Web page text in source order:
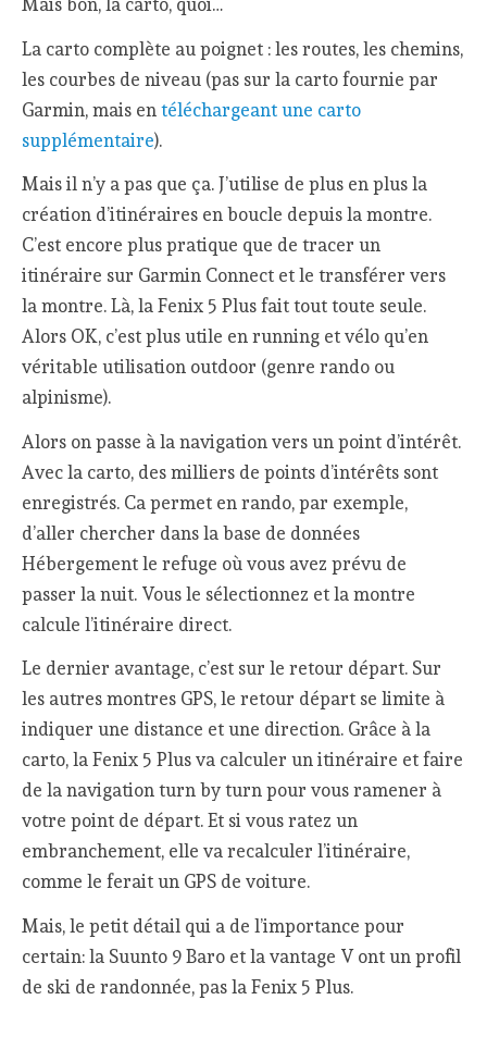
Mais bon, la carto, quoi…
La carto complète au poignet : les routes, les chemins,
les courbes de niveau (pas sur la carto fournie par
Garmin, mais entéléchargeant une carto
supplémentaire).
Mais il n’y a pas que ça. J’utilise de plus en plus la
création d’itinéraires en boucle depuis la montre.
C’est encore plus pratique que de tracer un
itinéraire sur Garmin Connect et le transférer vers
la montre. Là, la Fenix 5 Plus fait tout toute seule.
Alors OK, c’est plus utile en running et vélo qu’en
véritable utilisation outdoor (genre rando ou
alpinisme).
Alors on passe à la navigation vers un point d’intérêt.
Avec la carto, des milliers de points d’intérêts sont
enregistrés. Ca permet en rando, par exemple,
d’aller chercher dans la base de données
Hébergement le refuge où vous avez prévu de
passer la nuit. Vous le sélectionnez et la montre
calcule l’itinéraire direct.
Le dernier avantage, c’est sur le retour départ. Sur
les autres montres GPS, le retour départ se limite à
indiquer une distance et une direction. Grâce à la
carto, la Fenix 5 Plus va calculer un itinéraire et faire
de la navigation turn by turn pour vous ramener à
votre point de départ. Et si vous ratez un
embranchement, elle va recalculer l’itinéraire,
comme le ferait un GPS de voiture.
Mais, le petit détail qui a de l’importance pour
certain: la Suunto 9 Baro et la vantage V ont un profil
de ski de randonnée, pas la Fenix 5 Plus.